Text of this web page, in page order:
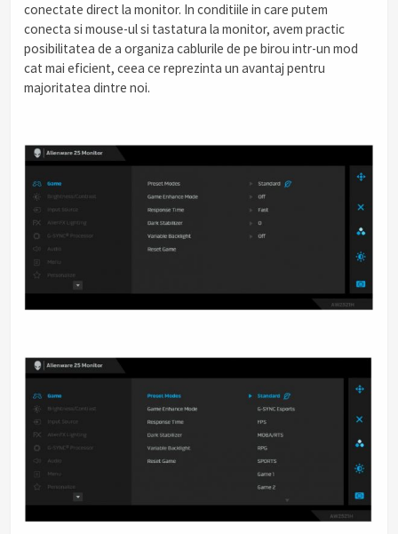
conectate direct la monitor. In conditiile in care putem
conecta si mouse-ul si tastatura la monitor, avem practic
posibilitatea de a organiza cablurile de pe birou intr-un mod
cat mai eficient, ceea ce reprezinta un avantaj pentru
majoritatea dintre noi.